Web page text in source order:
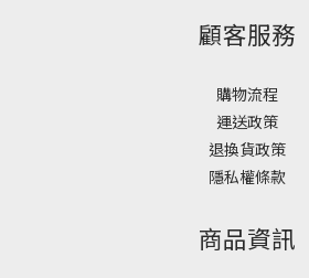
顧客服務
購物流程
運送政策
退換貨政策
隱私權條款
商品資訊